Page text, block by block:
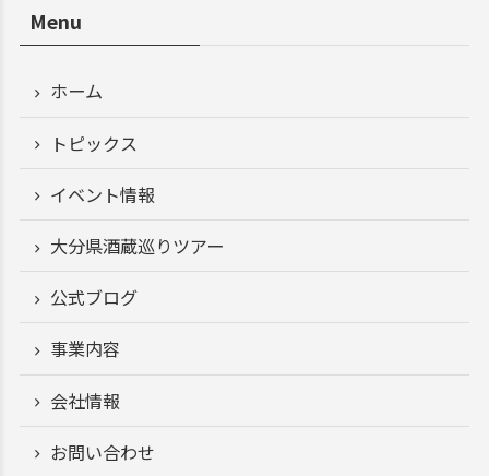
Menu
ホーム
トピックス
イベント情報
大分県酒蔵巡りツアー
公式ブログ
事業内容
会社情報
お問い合わせ